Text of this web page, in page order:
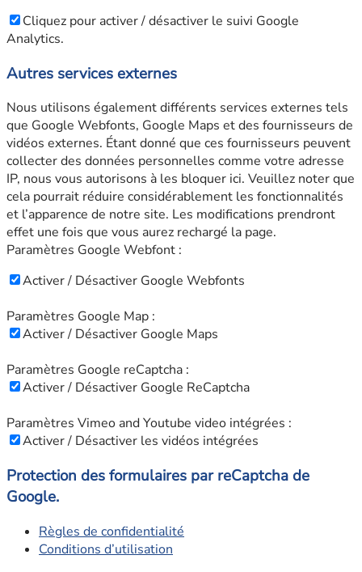
Cliquez pour activer / désactiver le suivi Google
Analytics.
Autres services externes
Nous utilisons également différents services externes tels
que Google Webfonts, Google Maps et des fournisseurs de
vidéos externes. Étant donné que ces fournisseurs peuvent
collecter des données personnelles comme votre adresse
IP, nous vous autorisons à les bloquer ici. Veuillez noter que
cela pourrait réduire considérablement les fonctionnalités
et l’apparence de notre site. Les modifications prendront
effet une fois que vous aurez rechargé la page.
Paramètres Google Webfont :
Activer / Désactiver Google Webfonts
Paramètres Google Map :
Activer / Désactiver Google Maps
Paramètres Google reCaptcha :
Activer / Désactiver Google ReCaptcha
Paramètres Vimeo and Youtube video intégrées :
Activer / Désactiver les vidéos intégrées
Protection des formulaires par reCaptcha de
Google.
Règles de confidentialité
Conditions d’utilisation